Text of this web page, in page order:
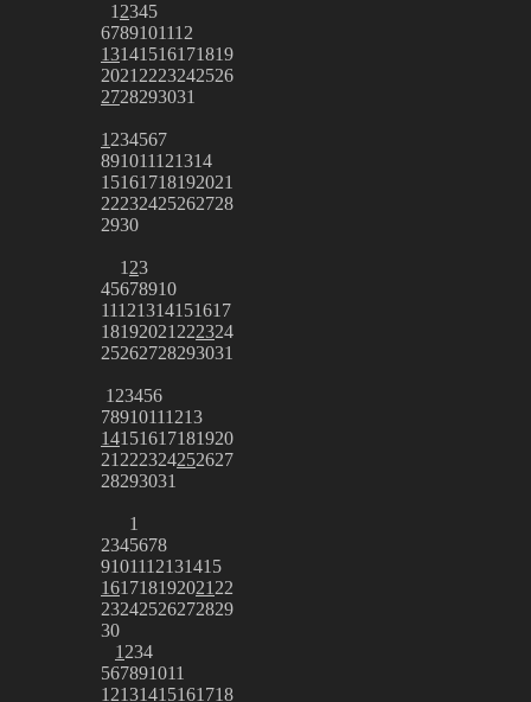
1 2345
6789101112
13141516171819
2021 2223242526
2728293031
1 234567
891011121314
15161718192021
22232425262728
2930
1 23
45678910
11121314151617
18192021 222324
25262728293031
1 23456
78910111213
14151617181920
21 222324252627
28293031
1
2345678
9101112131415
161718192021 22
23242526272829
30
1 234
567891011
12131415161718